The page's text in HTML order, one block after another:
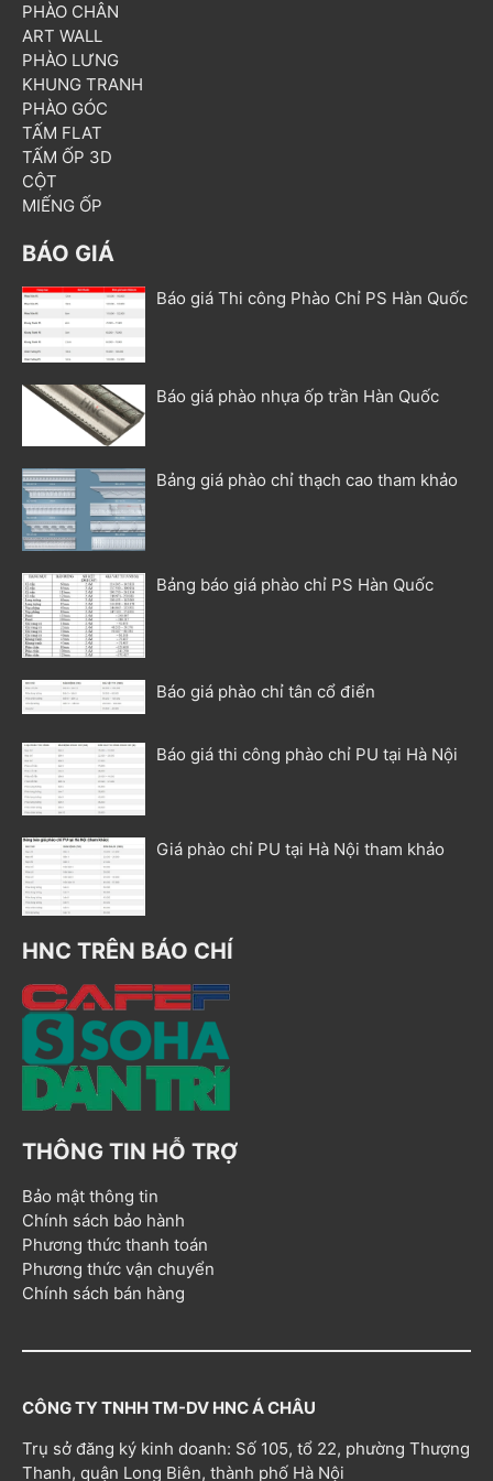
PHÀO CHÂN
ART WALL
PHÀO LƯNG
KHUNG TRANH
PHÀO GÓC
TẤM FLAT
TẤM ỐP 3D
CỘT
MIẾNG ỐP
BÁO GIÁ
Báo giá Thi công Phào Chỉ PS Hàn Quốc
Báo giá phào nhựa ốp trần Hàn Quốc
Bảng giá phào chỉ thạch cao tham khảo
Bảng báo giá phào chỉ PS Hàn Quốc
Báo giá phào chỉ tân cổ điển
Báo giá thi công phào chỉ PU tại Hà Nội
Giá phào chỉ PU tại Hà Nội tham khảo
HNC TRÊN BÁO CHÍ
THÔNG TIN HỖ TRỢ
Bảo mật thông tin
Chính sách bảo hành
Phương thức thanh toán
Phương thức vận chuyển
Chính sách bán hàng
CÔNG TY TNHH TM-DV HNC Á CHÂU
Trụ sở đăng ký kinh doanh: Số 105, tổ 22, phường Thượng
Thanh, quận Long Biên, thành phố Hà Nội